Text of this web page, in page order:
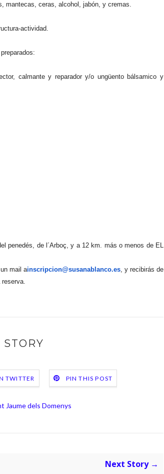
mantecas, ceras, alcohol, jabón, y cremas.
actividad.
calmante y reparador y/o ungüento bálsamico y
penedés, de l´Arboç, y a 12 km. más o menos de EL
mail ainscripcion@susanablanco.es, y recibirás de
TWITTER PIN THIS POST
Jaume dels Domenys
Next Story →